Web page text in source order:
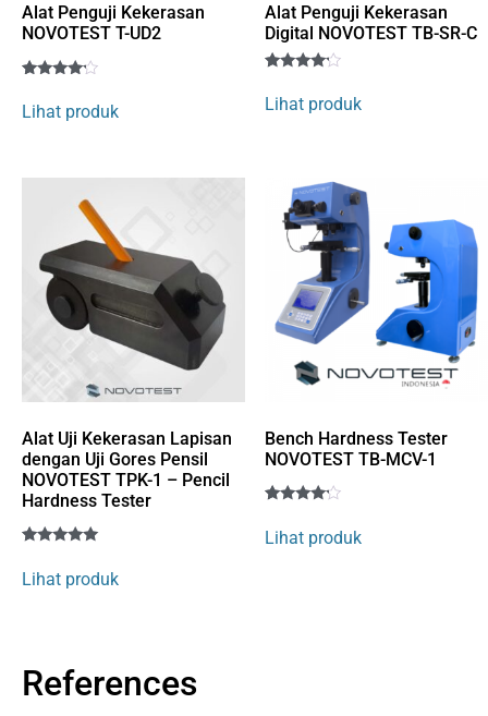
Alat Penguji Kekerasan
NOVOTEST T-UD2
4
out of 5
Lihat produk
Alat Penguji Kekerasan
Digital NOVOTEST TB-SR-C
4
out of 5
Lihat produk
Alat Uji Kekerasan Lapisan
dengan Uji Gores Pensil
NOVOTEST TPK-1 – Pencil
Hardness Tester
5
out of 5
Lihat produk
Bench Hardness Tester
NOVOTEST TB-MCV-1
4
out of 5
Lihat produk
References